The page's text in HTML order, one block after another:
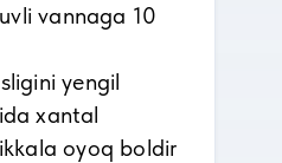
vannaga 10
yengil
xantal
ikkala oyoq boldir